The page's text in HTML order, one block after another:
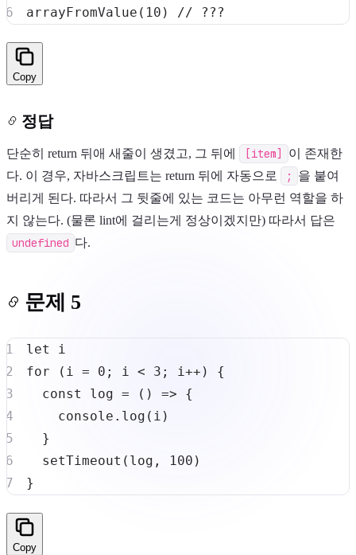
arrayFromValue ( 10 ) // ???
Copy
정답
단순히 return 뒤애 새줄이 생겼고, 그 뒤에 [item]
이 존재한
다. 이 경우, 자바스크립트는 return 뒤에 자동으로
;
을 붙여
버리게 된다. 따라서 그 뒷줄에 있는 코드는 아무런 역할을 하
지 않는다. (물론 lint에 걸리는게 정상이겠지만) 따라서 답은
undefined 다.
문제 5
let
for
( i = 0 ; i < 3 ; i++ )
{
const
log = ( ) =>
{
console . log ( i )
}
setTimeout ( log , 100 )
}
Copy